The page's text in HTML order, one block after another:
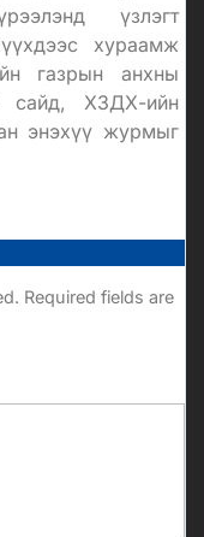
үзлэгт
хураамж
газрын анхны
сайд, ХЗДХ-ийн
энэхүү журмыг
Required fields are